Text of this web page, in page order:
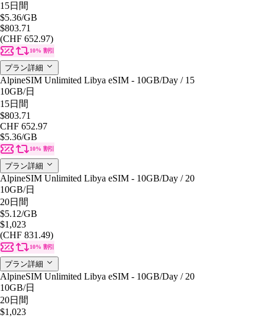
15日間
$5.36/GB
$803.71
(CHF 652.97)
10% 割引
プラン詳細
AlpineSIM Unlimited Libya eSIM - 10GB/Day / 15
10GB/日
15日間
$803.71
CHF 652.97
$5.36/GB
10% 割引
プラン詳細
AlpineSIM Unlimited Libya eSIM - 10GB/Day / 20
10GB/日
20日間
$5.12/GB
$1,023
(CHF 831.49)
10% 割引
プラン詳細
AlpineSIM Unlimited Libya eSIM - 10GB/Day / 20
10GB/日
20日間
$1,023